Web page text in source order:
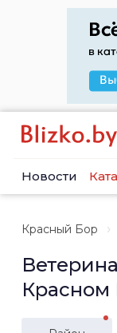
Новости
Красный Бор
Красном